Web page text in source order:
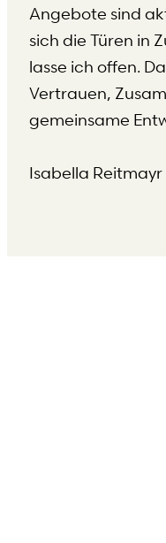
Angebote sind
sich die Türen in
lasse ich offen.
Vertrauen,
gemeinsame
Isabella Reitmayr